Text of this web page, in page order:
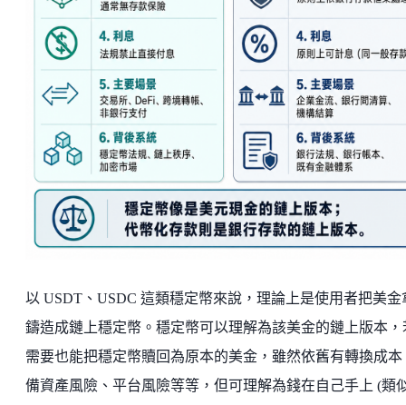
以 USDT、USDC 這類穩定幣來說，理論上是使用者把美金
鑄造成鏈上穩定幣。穩定幣可以理解為該美金的鏈上版本，
需要也能把穩定幣贖回為原本的美金，雖然依舊有轉換成本
備資產風險、平台風險等等，但可理解為錢在自己手上 (類